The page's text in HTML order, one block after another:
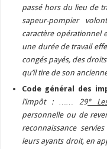
passé hors du lieu de
sapeur-pompier
caractère opérationnel
une durée de travail
congés payés, des
qu’il tire de son
Code général des
l’impôt : …… 29°
personnelle ou de
reconnaissance
leurs ayants droit, en